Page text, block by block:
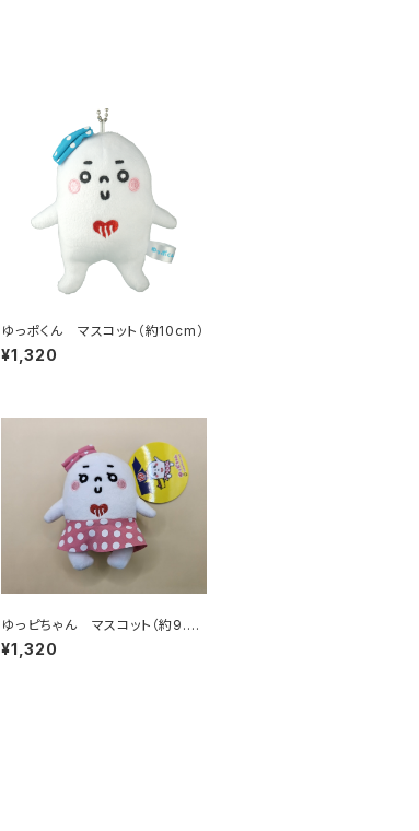
ゆっポくん マスコット（約10cm）
¥1,320
ゆっピちゃん マスコット（約9.5c
m）
¥1,320